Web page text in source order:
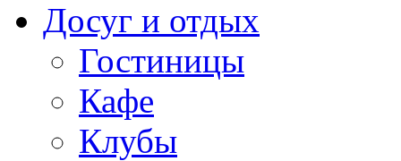
Досуг и отдых
Гостиницы
Кафе
Клубы